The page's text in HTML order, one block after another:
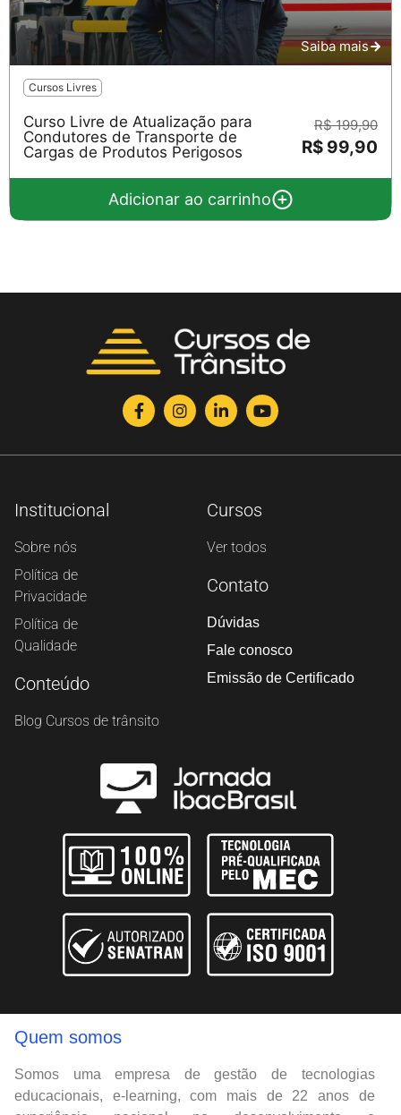
Saiba mais
Cursos Livres
Curso Livre de Atualização para
Condutores de Transporte de
Cargas de Produtos Perigosos
R$ 199,90
R$ 99,90
Adicionar ao carrinho
Institucional
Sobre nós
Política de
Privacidade
Política de
Qualidade
Conteúdo
Blog Cursos de trânsito
Cursos
Ver todos
Contato
Dúvidas
Fale conosco
Emissão de Certificado
Quem somos
Somos uma empresa de gestão de tecnologias
educacionais, e-learning, com mais de 22 anos de